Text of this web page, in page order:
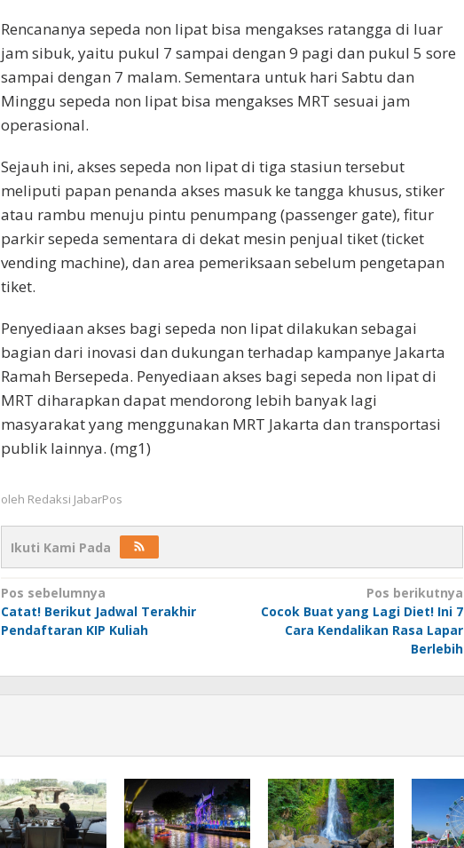
Rencananya sepeda non lipat bisa mengakses ratangga di luar
jam sibuk, yaitu pukul 7 sampai dengan 9 pagi dan pukul 5 sore
sampai dengan 7 malam. Sementara untuk hari Sabtu dan
Minggu sepeda non lipat bisa mengakses MRT sesuai jam
operasional.
Sejauh ini, akses sepeda non lipat di tiga stasiun tersebut
meliputi papan penanda akses masuk ke tangga khusus, stiker
atau rambu menuju pintu penumpang (passenger gate), fitur
parkir sepeda sementara di dekat mesin penjual tiket (ticket
vending machine), dan area pemeriksaan sebelum pengetapan
tiket.
Penyediaan akses bagi sepeda non lipat dilakukan sebagai
bagian dari inovasi dan dukungan terhadap kampanye Jakarta
Ramah Bersepeda. Penyediaan akses bagi sepeda non lipat di
MRT diharapkan dapat mendorong lebih banyak lagi
masyarakat yang menggunakan MRT Jakarta dan transportasi
publik lainnya. (mg1)
oleh Redaksi JabarPos
Ikuti Kami Pada
Navigasi
pos
Pos sebelumnya
Catat! Berikut Jadwal Terakhir
Pendaftaran KIP Kuliah
Pos berikutnya
Cocok Buat yang Lagi Diet! Ini 7
Cara Kendalikan Rasa Lapar
Berlebih